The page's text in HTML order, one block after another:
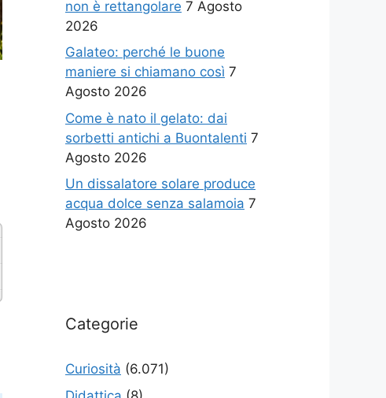
non è rettangolare 7 Agosto
2026
Galateo: perché le buone
maniere si chiamano così 7
Agosto 2026
Come è nato il gelato: dai
sorbetti antichi a Buontalenti 7
Agosto 2026
Un dissalatore solare produce
acqua dolce senza salamoia 7
Agosto 2026
Categorie
Curiosità (6.071)